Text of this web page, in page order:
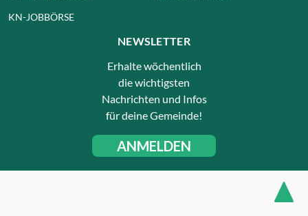
KN-JOBBÖRSE
NEWSLETTER
Erhalte wöchentlich
die wichtigsten
Nachrichten und Infos
für deine Gemeinde!
ANMELDEN